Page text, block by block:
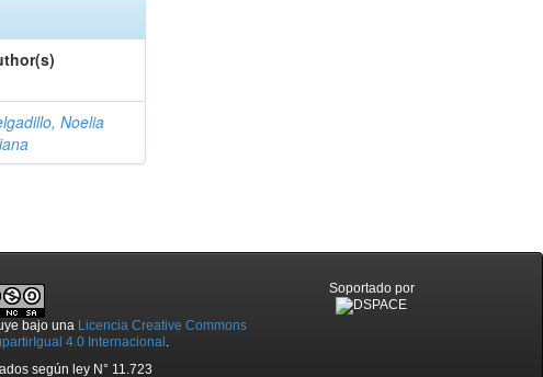
Noelia
bajo una Licencia Creative Commons
4.0 Internacional .
según ley N° 11.723
Soportado por